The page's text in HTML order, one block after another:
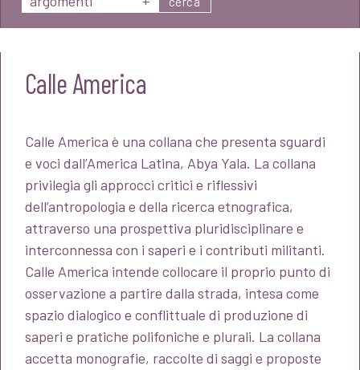
Calle America
Calle America è una collana che presenta sguardi
e voci dall’America Latina, Abya Yala. La collana
privilegia gli approcci critici e riflessivi
dell’antropologia e della ricerca etnografica,
attraverso una prospettiva pluridisciplinare e
interconnessa con i saperi e i contributi militanti.
Calle America intende collocare il proprio punto di
osservazione a partire dalla strada, intesa come
spazio dialogico e conflittuale di produzione di
saperi e pratiche polifoniche e plurali. La collana
accetta monografie, raccolte di saggi e proposte